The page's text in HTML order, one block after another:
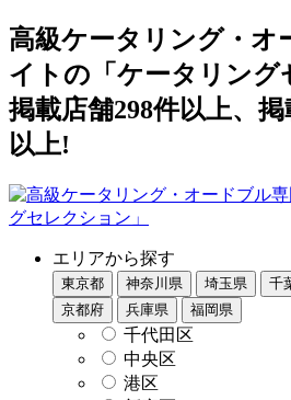
高級ケータリング・オ
イトの「ケータリング
掲載店舗298件以上、
以上!
エリアから探す
東京都 神奈川県 埼玉県 千
京都府
兵庫県 福岡県
千代田区
中央区
港区